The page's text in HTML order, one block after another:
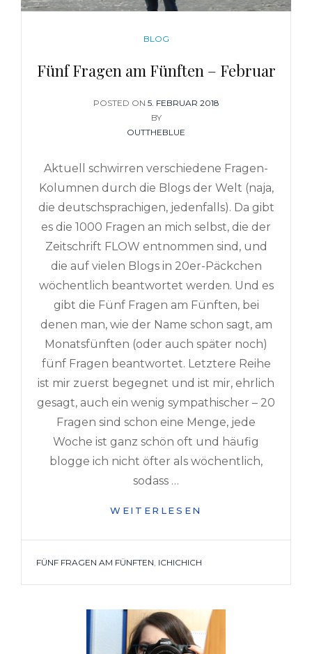
CATEGORIES
BLOG
Fünf Fragen am Fünften – Februar
POSTED ON POSTED
ON
5. FEBRUAR 2018
BY
OUTTHEBLUE
Aktuell schwirren verschiedene Fragen-
Kolumnen durch die Blogs der Welt (naja,
die deutschsprachigen, jedenfalls). Da gibt
es die 1000 Fragen an mich selbst, die der
Zeitschrift FLOW entnommen sind, und
die auf vielen Blogs in 20er-Päckchen
wöchentlich beantwortet werden. Und es
gibt die Fünf Fragen am Fünften, bei
denen man, wie der Name schon sagt, am
Monatsfünften (oder auch später noch)
fünf Fragen beantwortet. Letztere Reihe
ist mir zuerst begegnet und ist mir, ehrlich
gesagt, auch ein wenig sympathischer – 20
Fragen sind schon eine Menge, jede
Woche ist ganz schön oft und häufig
blogge ich nicht öfter als wöchentlich,
sodass …
WEITERLESEN
AM
FEBRUAR
TAGS
FÜNF FRAGEN AM FÜNFTEN, ICHICHICH